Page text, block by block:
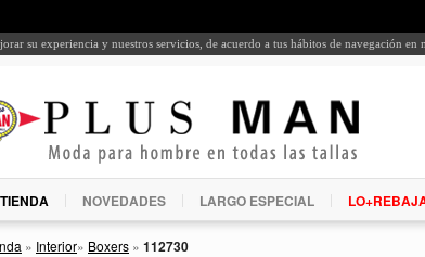
su experiencia y nuestros servicios, de acuerdo a tus hábitos de navegación
TIENDA NOVEDADES LARGO ESPECIAL
» Interior» Boxers » 112730